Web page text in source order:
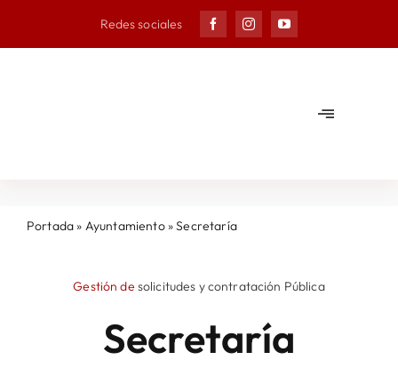
Redes sociales
Toggle
Portada» Ayuntamiento»Secretaría
Gestión de solicitudes y contratación Pública
Secretaría